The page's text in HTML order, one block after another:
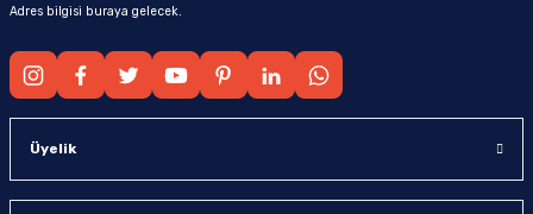
Adres bilgisi buraya gelecek.
Üyelik